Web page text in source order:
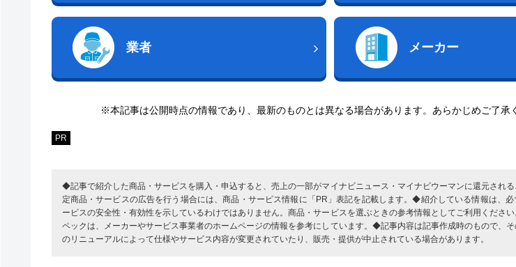
業者 メーカー
※本記事は公開時点の情報であり、最新のものとは異なる場合があります。あらかじめご了承
PR
◆記事で紹介した商品・サービスを購入・申込すると、売上の一部がマイナビニュース・マイナビウーマンに還元され
定商品・サービスの広告を行う場合には、商品・サービス情報に「PR」表記を記載します。◆紹介している情報は、
ービスの安全性・有効性を示しているわけではありません。商品・サービスを選ぶときの参考情報としてご利用くださ
ペックは、メーカーやサービス事業者のホームページの情報を参考にしています。◆記事内容は記事作成時のもので、
のリニューアルによって仕様やサービス内容が変更されていたり、販売・提供が中止されている場合があります。